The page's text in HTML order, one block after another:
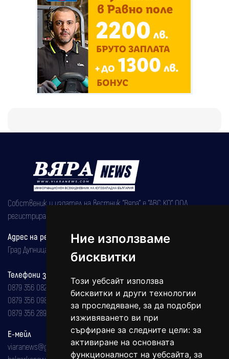
Ние използваме
бисквитки
Този уебсайт използва
бисквитки и други технологии
за проследяване, за да подобри
изживяването ви при
сърфиране за следните цели: за
активиране на основната
функционалност на уебсайта, за
Собственик и издател на вестник "Вяра" е "АВС КО" ООД,
регистрирана на 08.05.2002 година.
Адрес на редакцията
Град Дупница, ул.''Христо Ботев" 43
Телефони за реклама и абонаменти
0879 356 082
0879 356 098
0879 356 289
Е-мейл
viaranews@gmail.com